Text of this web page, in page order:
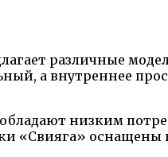
различные
а внутреннее
низким
«Свияга»